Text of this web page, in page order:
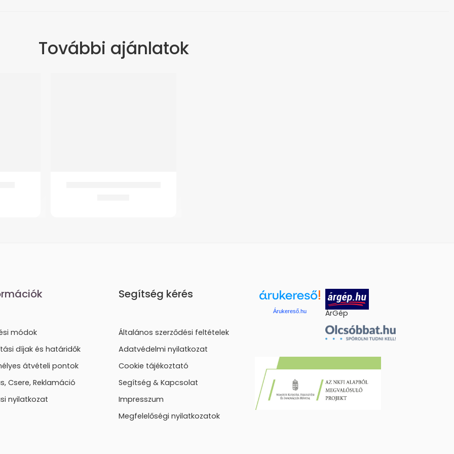
További ajánlatok
módok
díjak és határidők
átvételi pontok
Csere, Reklamáció
nyilatkozat
Segítség kérés
Általános szerződési feltételek
Adatvédelmi nyilatkozat
Cookie tájékoztató
Segítség & Kapcsolat
Impresszum
Megfelelőségi nyilatkozatok
Árukereső.hu ÁrGép